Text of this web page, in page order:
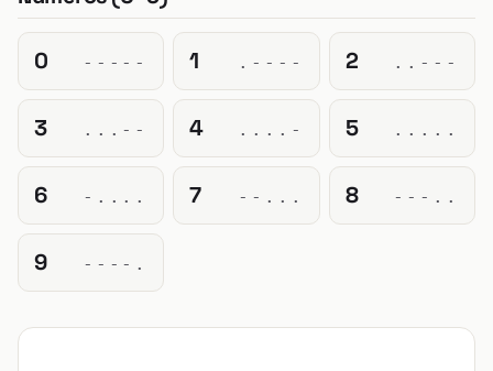
0 ----- 1 .---- 2 ..---
3 ...-- 4 ....- 5 .....
6 -.... 7 --... 8 ---..
9 ----.